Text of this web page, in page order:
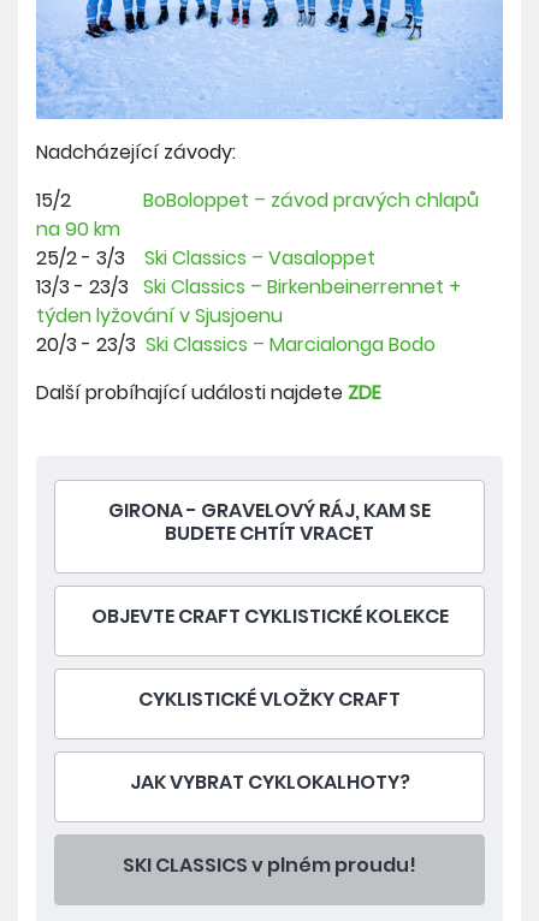
GIRONA - GRAVELOVÝ RÁJ, KAM SE
BUDETE CHTÍT VRACET
OBJEVTE CRAFT CYKLISTICKÉ KOLEKCE
CYKLISTICKÉ VLOŽKY CRAFT
JAK VYBRAT CYKLOKALHOTY?
SKI CLASSICS v plném proudu!
Nadcházející závody:
15/2 BoBoloppet – závod pravých chlapů
na 90 km
25/2 - 3/3 Ski Classics – Vasaloppet
13/3 - 23/3 Ski Classics – Birkenbeinerrennet +
týden lyžování v Sjusjoenu
20/3 - 23/3 Ski Classics – Marcialonga Bodo
Další probíhající události najdete ZDE